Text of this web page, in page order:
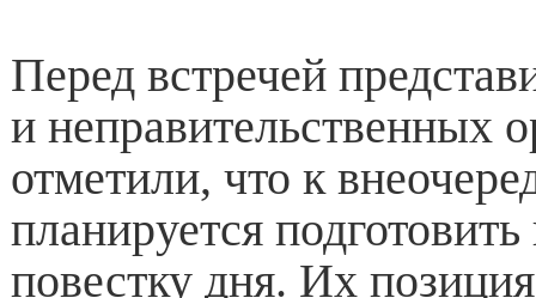
Перед встречей
и неправительственных
отметили, что к
планируется
повестку дня. Их